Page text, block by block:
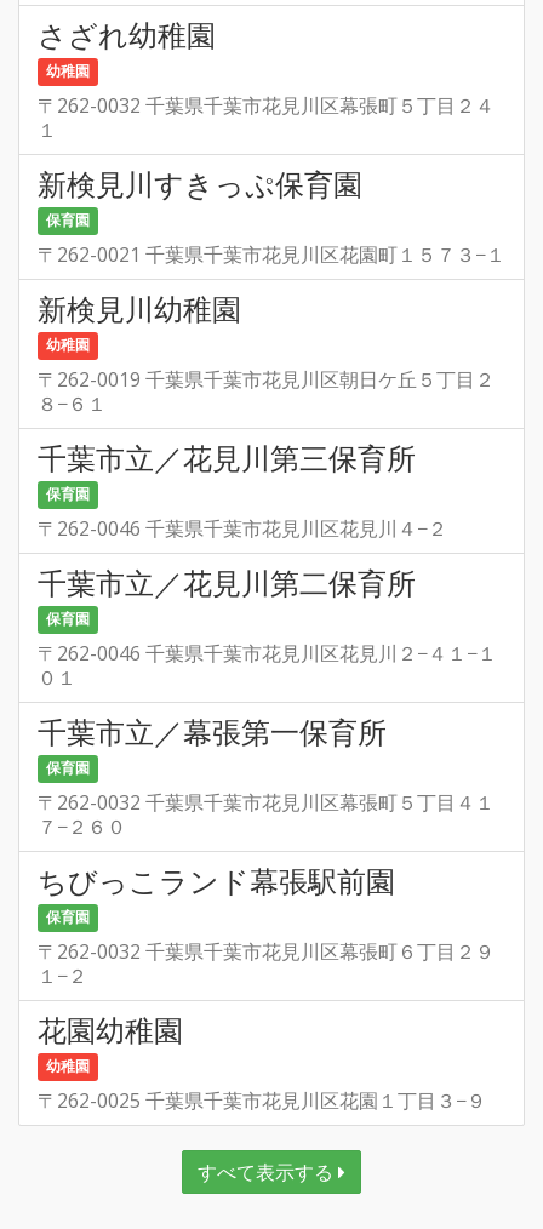
さざれ幼稚園
幼稚園
〒262-0032 千葉県千葉市花見川区幕張町５丁目２４
１
新検見川すきっぷ保育園
保育園
〒262-0021 千葉県千葉市花見川区花園町１５７３−１
新検見川幼稚園
幼稚園
〒262-0019 千葉県千葉市花見川区朝日ケ丘５丁目２
８−６１
千葉市立／花見川第三保育所
保育園
〒262-0046 千葉県千葉市花見川区花見川４−２
千葉市立／花見川第二保育所
保育園
〒262-0046 千葉県千葉市花見川区花見川２−４１−１
０１
千葉市立／幕張第一保育所
保育園
〒262-0032 千葉県千葉市花見川区幕張町５丁目４１
７−２６０
ちびっこランド幕張駅前園
保育園
〒262-0032 千葉県千葉市花見川区幕張町６丁目２９
１−２
花園幼稚園
幼稚園
〒262-0025 千葉県千葉市花見川区花園１丁目３−９
すべて表示する